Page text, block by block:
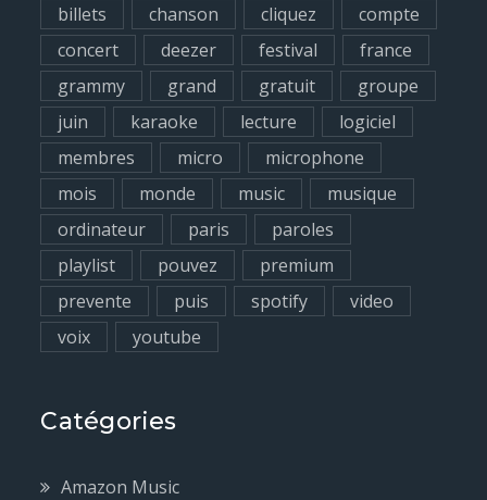
billets
chanson cliquez
compte
concert
deezer festival
france
grammy
grand gratuit
groupe
juin
karaoke lecture
logiciel
membres
micro
microphone
mois
monde music
musique
ordinateur
paris
paroles
playlist
pouvez
premium
prevente
puis spotify
video
voix
youtube
Catégories
Amazon Music